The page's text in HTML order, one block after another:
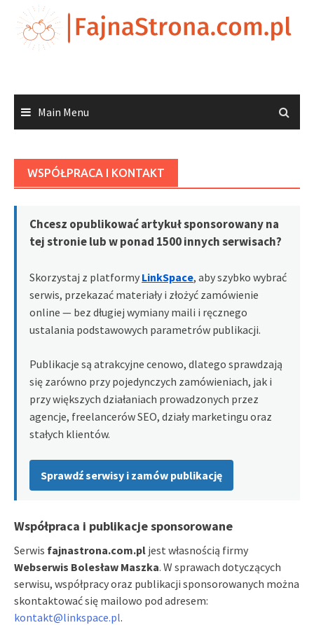
content
Main Menu
WSPÓŁPRACA I KONTAKT
Chcesz opublikować artykuł sponsorowany na
tej stronie lub w ponad 1500 innych serwisach?
Skorzystaj z platformy LinkSpace, aby szybko wybrać
serwis, przekazać materiały i złożyć zamówienie
online — bez długiej wymiany maili i ręcznego
ustalania podstawowych parametrów publikacji.
Publikacje są atrakcyjne cenowo, dlatego sprawdzają
się zarówno przy pojedynczych zamówieniach, jak i
przy większych działaniach prowadzonych przez
agencje, freelancerów SEO, działy marketingu oraz
stałych klientów.
Sprawdź serwisy i zamów publikację
Współpraca i publikacje sponsorowane
Serwis fajnastrona.com.pl jest własnością firmy
Webserwis Bolesław Maszka. W sprawach dotyczących
serwisu, współpracy oraz publikacji sponsorowanych można
skontaktować się mailowo pod adresem:
kontakt@linkspace.pl.